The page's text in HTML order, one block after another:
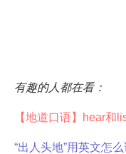
有趣的人都在看：
【地道口语】hear和
“出人头地”用英文怎么